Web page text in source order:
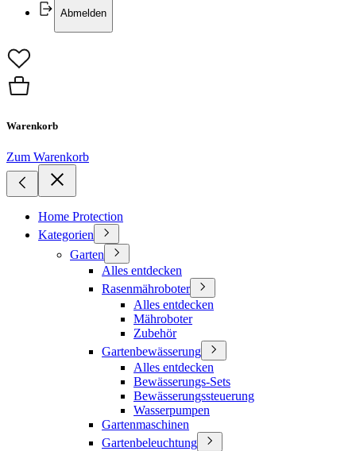
Abmelden
Warenkorb
Zum Warenkorb
Home Protection
Kategorien
Garten
Alles entdecken
Rasenmähroboter
Alles entdecken
Mähroboter
Zubehör
Gartenbewässerung
Alles entdecken
Bewässerungs-Sets
Bewässerungssteuerung
Wasserpumpen
Gartenmaschinen
Gartenbeleuchtung